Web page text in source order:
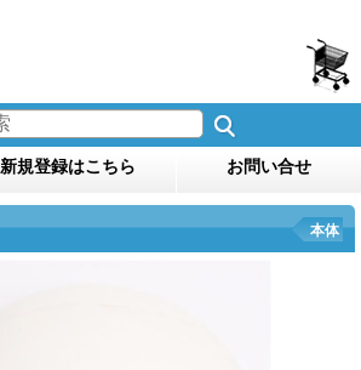
新規登録はこちら お問い合せ
本体